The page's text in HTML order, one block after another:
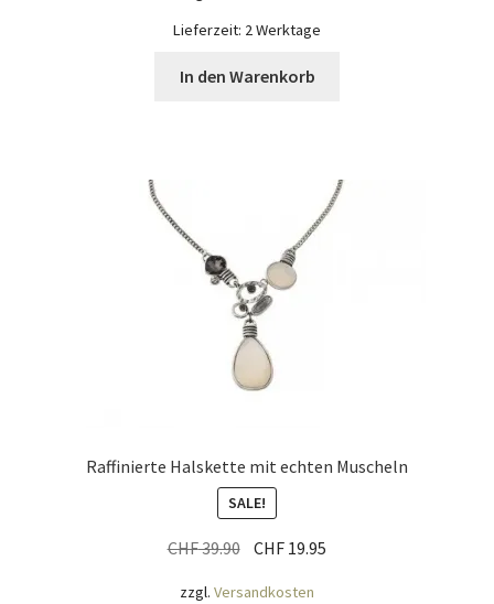
Widerrufsbelehrung
CHF 89.90
Lieferzeit: 2 Werktage
In den Warenkorb
Raffinierte Halskette mit echten Muscheln
SALE!
CHF39.90 Ursprünglicher
CHF 19.95
zzgl. Versandkosten